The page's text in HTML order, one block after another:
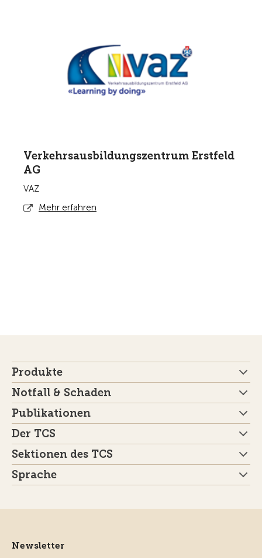
Verkehrsausbildungszentrum Erstfeld
AG
VAZ
Mehr erfahren
Produkte
Notfall & Schaden
Publikationen
Der TCS
Sektionen des TCS
Sprache
Newsletter